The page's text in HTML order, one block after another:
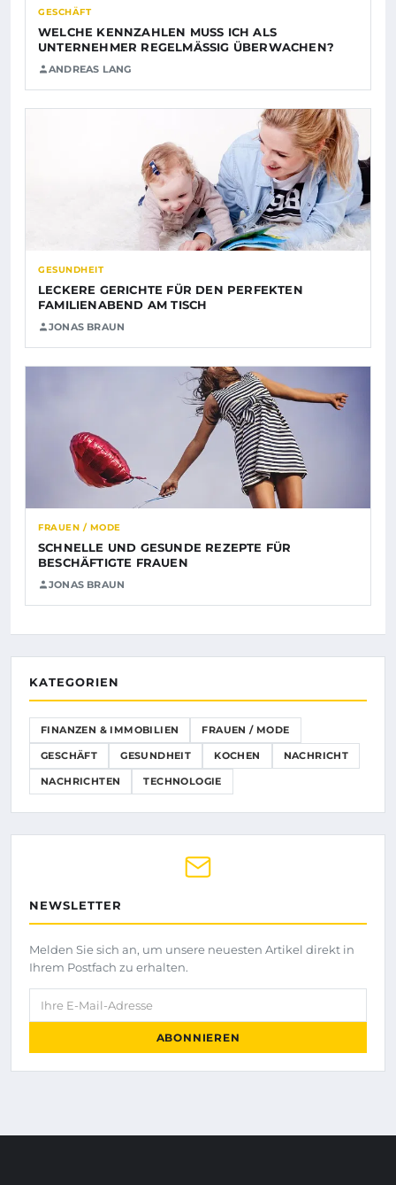
GESCHÄFT
WELCHE KENNZAHLEN MUSS ICH ALS
UNTERNEHMER REGELMÄSSIG ÜBERWACHEN?
ANDREAS LANG
GESUNDHEIT
LECKERE GERICHTE FÜR DEN PERFEKTEN
FAMILIENABEND AM TISCH
JONAS BRAUN
FRAUEN / MODE
SCHNELLE UND GESUNDE REZEPTE FÜR
BESCHÄFTIGTE FRAUEN
JONAS BRAUN
KATEGORIEN
FINANZEN & IMMOBILIEN FRAUEN / MODE
GESCHÄFT GESUNDHEIT KOCHEN NACHRICHT
NACHRICHTEN TECHNOLOGIE
NEWSLETTER
Melden Sie sich an, um unsere neuesten Artikel direkt in
Ihrem Postfach zu erhalten.
Ihre E-Mail-Adresse
ABONNIEREN